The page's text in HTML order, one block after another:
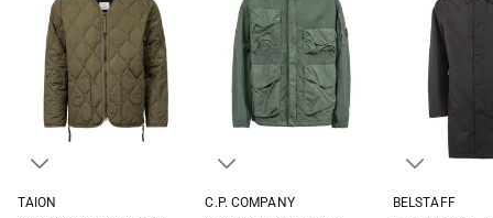
TAION
C.P. COMPANY
BELSTAFF